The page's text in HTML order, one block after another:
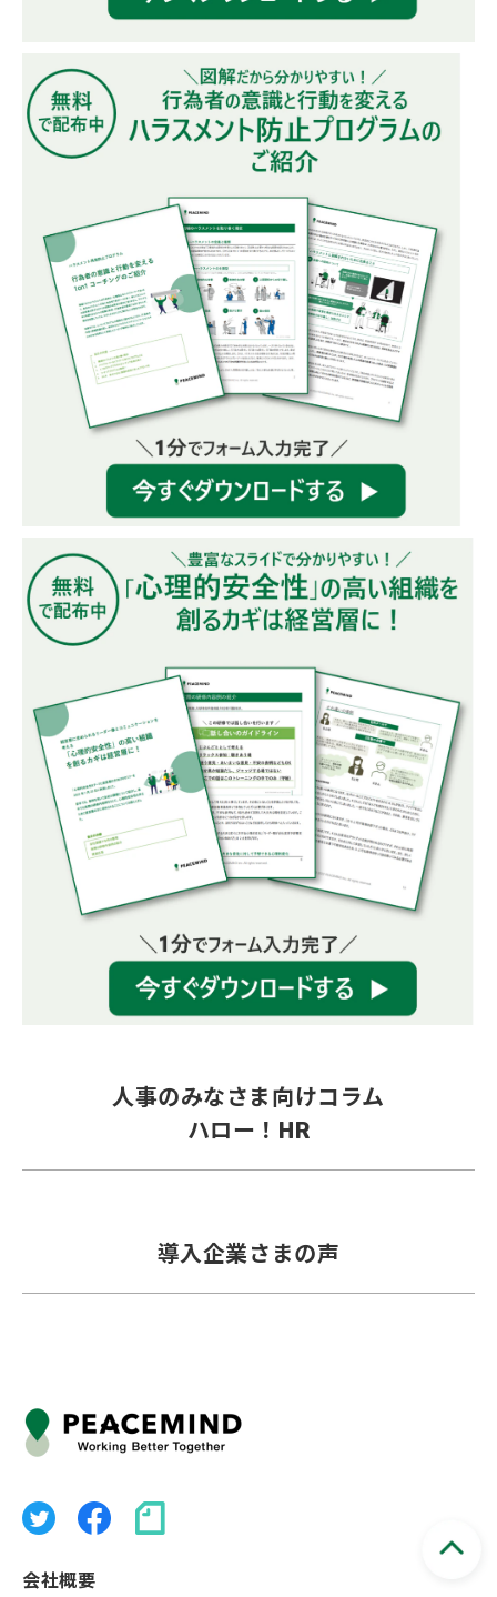
人事のみなさま向けコラム
ハロー！HR
導入企業さまの声
会社概要